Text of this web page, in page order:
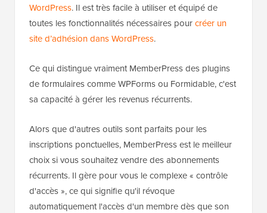
WordPress. Il est très facile à utiliser et équipé de
toutes les fonctionnalités nécessaires pourcréer un
site d’adhésion dans WordPress.
Ce qui distingue vraiment MemberPress des plugins
de formulaires comme WPForms ou Formidable, c'est
sa capacité à gérer les revenus récurrents.
Alors que d'autres outils sont parfaits pour les
inscriptions ponctuelles, MemberPress est le meilleur
choix si vous souhaitez vendre des abonnements
récurrents. Il gère pour vous le complexe « contrôle
d'accès », ce qui signifie qu'il révoque
automatiquement l'accès d'un membre dès que son